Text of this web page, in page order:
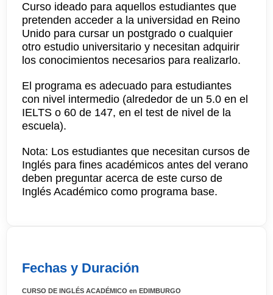
Curso ideado para aquellos estudiantes que
pretenden acceder a la universidad en Reino
Unido para cursar un postgrado o cualquier
otro estudio universitario y necesitan adquirir
los conocimientos necesarios para realizarlo.
El programa es adecuado para estudiantes
con nivel intermedio (alrededor de un 5.0 en el
IELTS o 60 de 147, en el test de nivel de la
escuela).
Nota: Los estudiantes que necesitan cursos de
Inglés para fines académicos antes del verano
deben preguntar acerca de este curso de
Inglés Académico como programa base.
Fechas y Duración
CURSO DE INGLÉS ACADÉMICO en EDIMBURGO